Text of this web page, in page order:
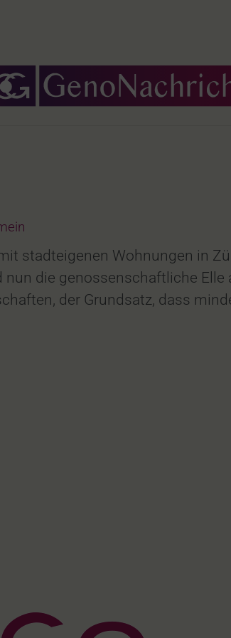
stadteigenen Wohnungen in
die genossenschaftliche
der Grundsatz, dass